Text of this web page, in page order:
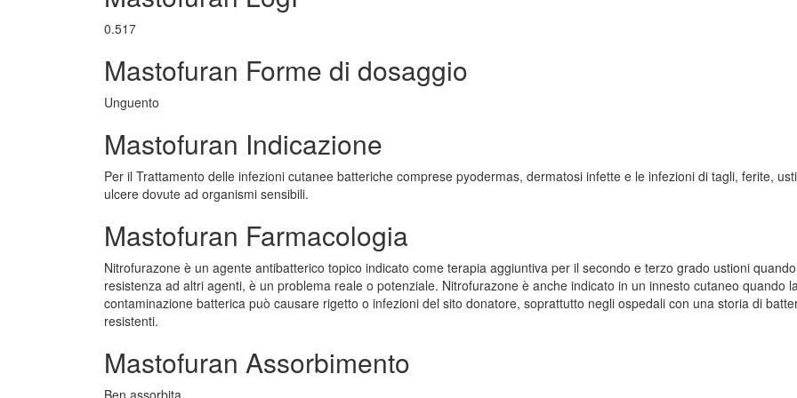
0.517
Mastofuran Forme di dosaggio
Unguento
Mastofuran Indicazione
Per il Trattamento delle infezioni cutanee batteriche comprese pyodermas, dermatosi infette e le infezioni di tagli, ferite,
ulcere dovute ad organismi sensibili.
Mastofuran Farmacologia
Nitrofurazone è un agente antibatterico topico indicato come terapia aggiuntiva per il secondo e terzo grado ustioni
resistenza ad altri agenti, è un problema reale o potenziale. Nitrofurazone è anche indicato in un innesto cutaneo quando
contaminazione batterica può causare rigetto o infezioni del sito donatore, soprattutto negli ospedali con una storia di
resistenti.
Mastofuran Assorbimento
Ben assorbita.